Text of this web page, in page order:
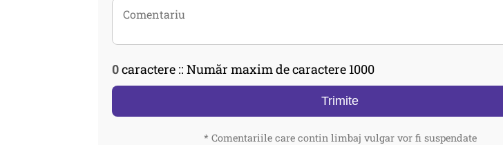
0caractere :: Număr maxim de caractere 1000
Trimite
* Comentariile care contin limbaj vulgar vor fi suspendate